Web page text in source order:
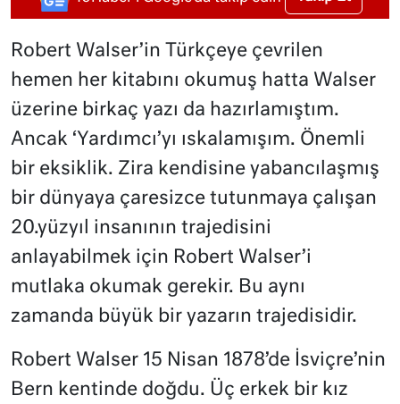
Robert Walser’in Türkçeye çevrilen
hemen her kitabını okumuş hatta Walser
üzerine birkaç yazı da hazırlamıştım.
Ancak ‘Yardımcı’yı ıskalamışım. Önemli
bir eksiklik. Zira kendisine yabancılaşmış
bir dünyaya çaresizce tutunmaya çalışan
20.yüzyıl insanının trajedisini
anlayabilmek için Robert Walser’i
mutlaka okumak gerekir. Bu aynı
zamanda büyük bir yazarın trajedisidir.
Robert Walser 15 Nisan 1878’de İsviçre’nin
Bern kentinde doğdu. Üç erkek bir kız